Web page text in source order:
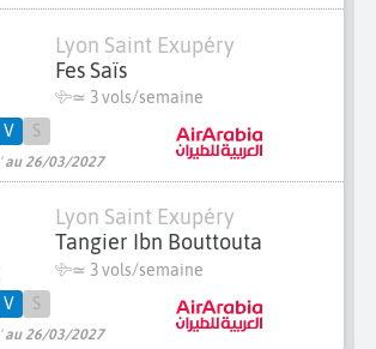
Lyon Saint Exupéry
Fes Saïs
≃ 3 vols/semaine
au 26/03/2027
V S
Lyon Saint Exupéry
Tangier Ibn Bouttouta
≃ 3 vols/semaine
au 26/03/2027
V S